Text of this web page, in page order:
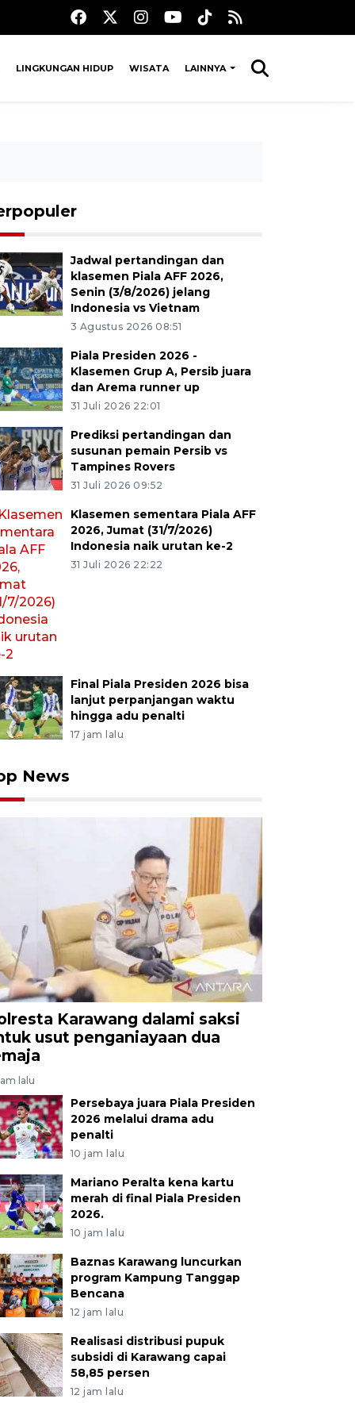
LINGKUNGAN HIDUP WISATA LAINNYA
Jadwal pertandingan dan
klasemen Piala AFF 2026,
Senin (3/8/2026) jelang
Indonesia vs Vietnam
3 Agustus 2026 08:51
Piala Presiden 2026 -
Klasemen Grup A, Persib juara
dan Arema runner up
31 Juli 2026 22:01
Prediksi pertandingan dan
susunan pemain Persib vs
Tampines Rovers
31 Juli 2026 09:52
Klasemen sementara Piala AFF
2026, Jumat (31/7/2026)
Indonesia naik urutan ke-2
31 Juli 2026 22:22
Final Piala Presiden 2026 bisa
lanjut perpanjangan waktu
hingga adu penalti
17 jam lalu
News
Karawang dalami saksi
usut penganiayaan dua
lalu
Persebaya juara Piala Presiden
2026 melalui drama adu
penalti
10 jam lalu
Mariano Peralta kena kartu
merah di final Piala Presiden
2026.
10 jam lalu
Baznas Karawang luncurkan
program Kampung Tanggap
Bencana
12 jam lalu
Realisasi distribusi pupuk
subsidi di Karawang capai
58,85 persen
12 jam lalu